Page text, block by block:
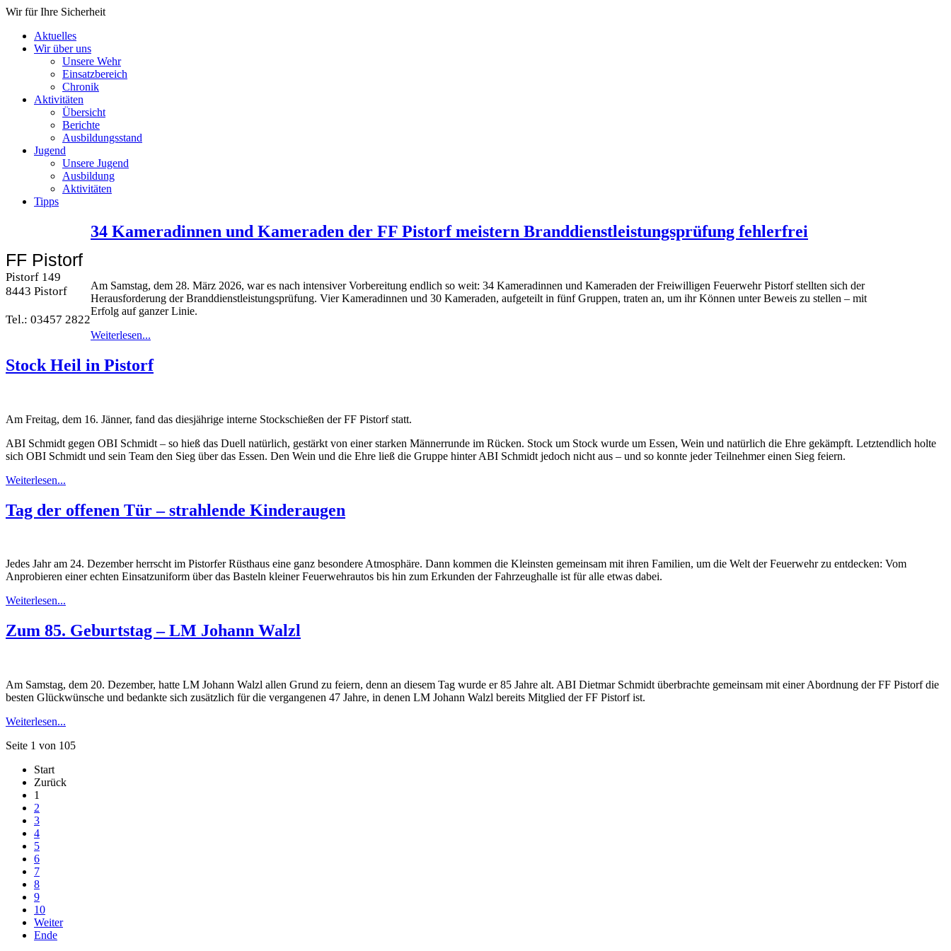
Wir für Ihre Sicherheit
Aktuelles
Wir über uns
Unsere Wehr
Einsatzbereich
Chronik
Aktivitäten
Übersicht
Berichte
Ausbildungsstand
Jugend
Unsere Jugend
Ausbildung
Aktivitäten
Tipps
FF Pistorf
Pistorf 149
8443 Pistorf
Tel.: 03457 2822
34 Kameradinnen und Kameraden der FF Pistorf meistern Branddienstleistungsprüfung fehlerfrei
Am Samstag, dem 28. März 2026, war es nach intensiver Vorbereitung endlich so weit: 34 Kameradinnen und Kameraden der Freiwilligen Feuerwehr Pistorf stellten sich der
Herausforderung der Branddienstleistungsprüfung. Vier Kameradinnen und 30 Kameraden, aufgeteilt in fünf Gruppen, traten an, um ihr Können unter Beweis zu stellen – mit
Erfolg auf ganzer Linie.
Weiterlesen...
Stock Heil in Pistorf
Am Freitag, dem 16. Jänner, fand das diesjährige interne Stockschießen der FF Pistorf statt.
ABI Schmidt gegen OBI Schmidt – so hieß das Duell natürlich, gestärkt von einer starken Männerrunde im Rücken. Stock um Stock wurde um Essen, Wein und natürlich die Ehre gekämpft. Letztendlich holte
sich OBI Schmidt und sein Team den Sieg über das Essen. Den Wein und die Ehre ließ die Gruppe hinter ABI Schmidt jedoch nicht aus – und so konnte jeder Teilnehmer einen Sieg feiern.
Weiterlesen...
Tag der offenen Tür – strahlende Kinderaugen
Jedes Jahr am 24. Dezember herrscht im Pistorfer Rüsthaus eine ganz besondere Atmosphäre. Dann kommen die Kleinsten gemeinsam mit ihren Familien, um die Welt der Feuerwehr zu entdecken: Vom
Anprobieren einer echten Einsatzuniform über das Basteln kleiner Feuerwehrautos bis hin zum Erkunden der Fahrzeughalle ist für alle etwas dabei.
Weiterlesen...
Zum 85. Geburtstag – LM Johann Walzl
Am Samstag, dem 20. Dezember, hatte LM Johann Walzl allen Grund zu feiern, denn an diesem Tag wurde er 85 Jahre alt. ABI Dietmar Schmidt überbrachte gemeinsam mit einer Abordnung der FF Pistorf die
besten Glückwünsche und bedankte sich zusätzlich für die vergangenen 47 Jahre, in denen LM Johann Walzl bereits Mitglied der FF Pistorf ist.
Weiterlesen...
Seite 1 von 105
Start
Zurück
1
2
3
4
5
6
7
8
9
10
Weiter
Ende